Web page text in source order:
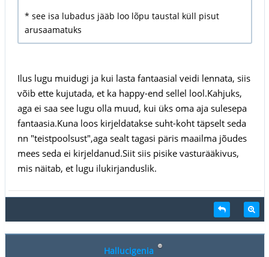
* see isa lubadus jääb loo lõpu taustal küll pisut
arusaamatuks
Ilus lugu muidugi ja kui lasta fantaasial veidi lennata, siis
võib ette kujutada, et ka happy-end sellel lool.Kahjuks,
aga ei saa see lugu olla muud, kui üks oma aja sulesepa
fantaasia.Kuna loos kirjeldatakse suht-koht täpselt seda
nn "teistpoolsust",aga sealt tagasi päris maailma jõudes
mees seda ei kirjeldanud.Siit siis pisike vasturääkivus,
mis näitab, et lugu ilukirjanduslik.
Hallucigenia